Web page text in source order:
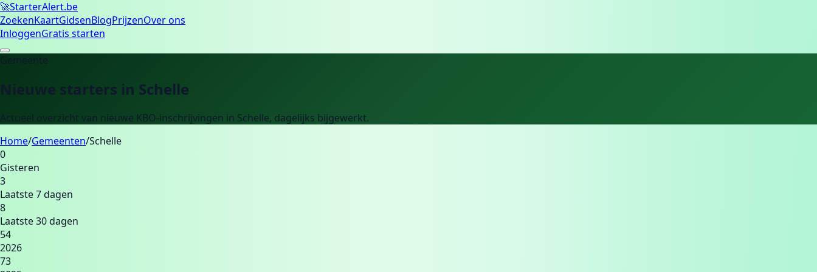
🚀StarterAlert.be
ZoekenKaartGidsenBlogPrijzenOver ons
InloggenGratis starten
Gemeente
Nieuwe starters in Schelle
Actueel overzicht van nieuwe KBO-inschrijvingen in Schelle, dagelijks bijgewerkt.
Home/Gemeenten/Schelle
0
Gisteren
3
Laatste 7 dagen
8
Laatste 30 dagen
54
2026
73